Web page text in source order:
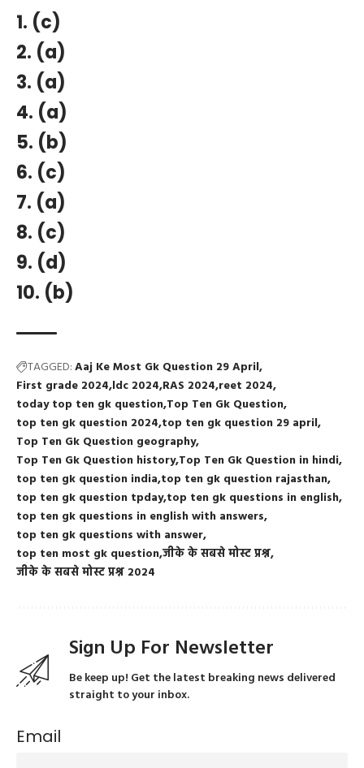
1. (c)
2. (a)
3. (a)
4. (a)
5. (b)
6. (c)
7. (a)
8. (c)
9. (d)
10. (b)
TAGGED:Aaj Ke Most Gk Question 29 April
First grade 2024 ldc 2024 RAS 2024 reet 2024
today top ten gk question Top Ten Gk Question
top ten gk question 2024 top ten gk question 29 april
Top Ten Gk Question geography
Top Ten Gk Question history Top Ten Gk Question in hindi
top ten gk question india top ten gk question rajasthan
top ten gk question tpday top ten gk questions in english
top ten gk questions in english with answers
top ten gk questions with answer
top ten most gk questionजीके के सबसे मोस्ट प्रश्न
जीके के सबसे मोस्ट प्रश्न 2024
Sign Up For Newsletter
Be keep up! Get the latest breaking news delivered
straight to your inbox.
Email